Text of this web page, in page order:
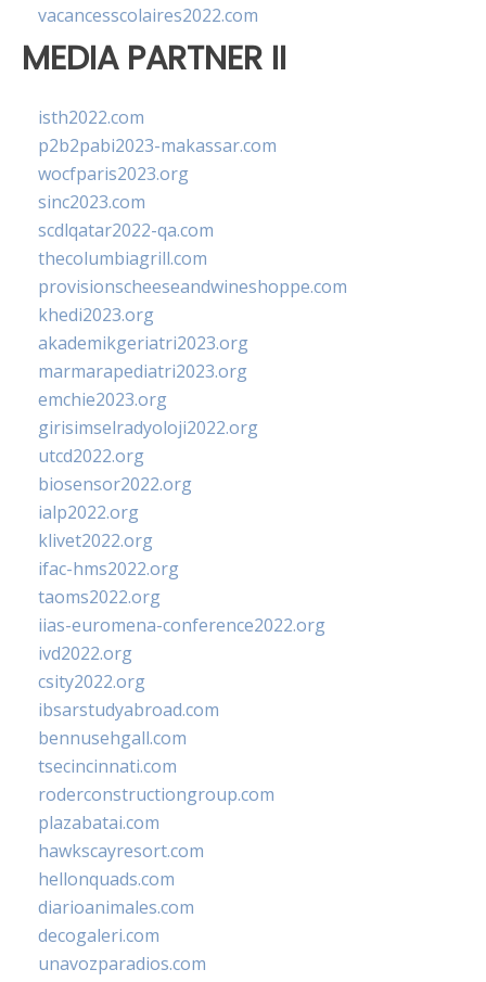
vacancesscolaires2022.com
MEDIA PARTNER II
isth2022.com
p2b2pabi2023-makassar.com
wocfparis2023.org
sinc2023.com
scdlqatar2022-qa.com
thecolumbiagrill.com
provisionscheeseandwineshoppe.com
khedi2023.org
akademikgeriatri2023.org
marmarapediatri2023.org
emchie2023.org
girisimselradyoloji2022.org
utcd2022.org
biosensor2022.org
ialp2022.org
klivet2022.org
ifac-hms2022.org
taoms2022.org
iias-euromena-conference2022.org
ivd2022.org
csity2022.org
ibsarstudyabroad.com
bennusehgall.com
tsecincinnati.com
roderconstructiongroup.com
plazabatai.com
hawkscayresort.com
hellonquads.com
diarioanimales.com
decogaleri.com
unavozparadios.com